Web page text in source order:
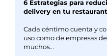
6 Estrategias para
delivery en tu
Cada céntimo cuenta y
uso como de empresas
muchos...